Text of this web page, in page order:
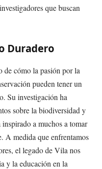
que buscan
Duradero
cómo la pasión por la
pueden tener un
Su investigación ha
sobre la biodiversidad y
a muchos a tomar
A medida que enfrentamos
el legado de Vila nos
y la educación en la